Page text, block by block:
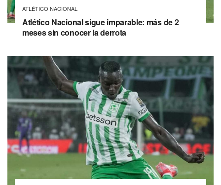
ATLÉTICO NACIONAL
Atlético Nacional sigue imparable: más de 2
meses sin conocer la derrota